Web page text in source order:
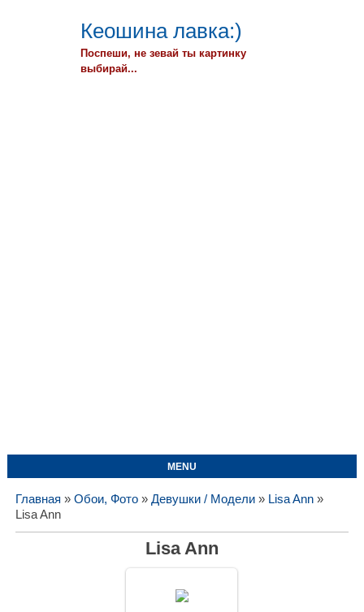
Кеошина лавка:)
Поспеши, не зевай ты картинку
выбирай...
MENU
Главная » Обои, Фото» Девушки / Модели» Lisa Ann»
Lisa Ann
Lisa Ann